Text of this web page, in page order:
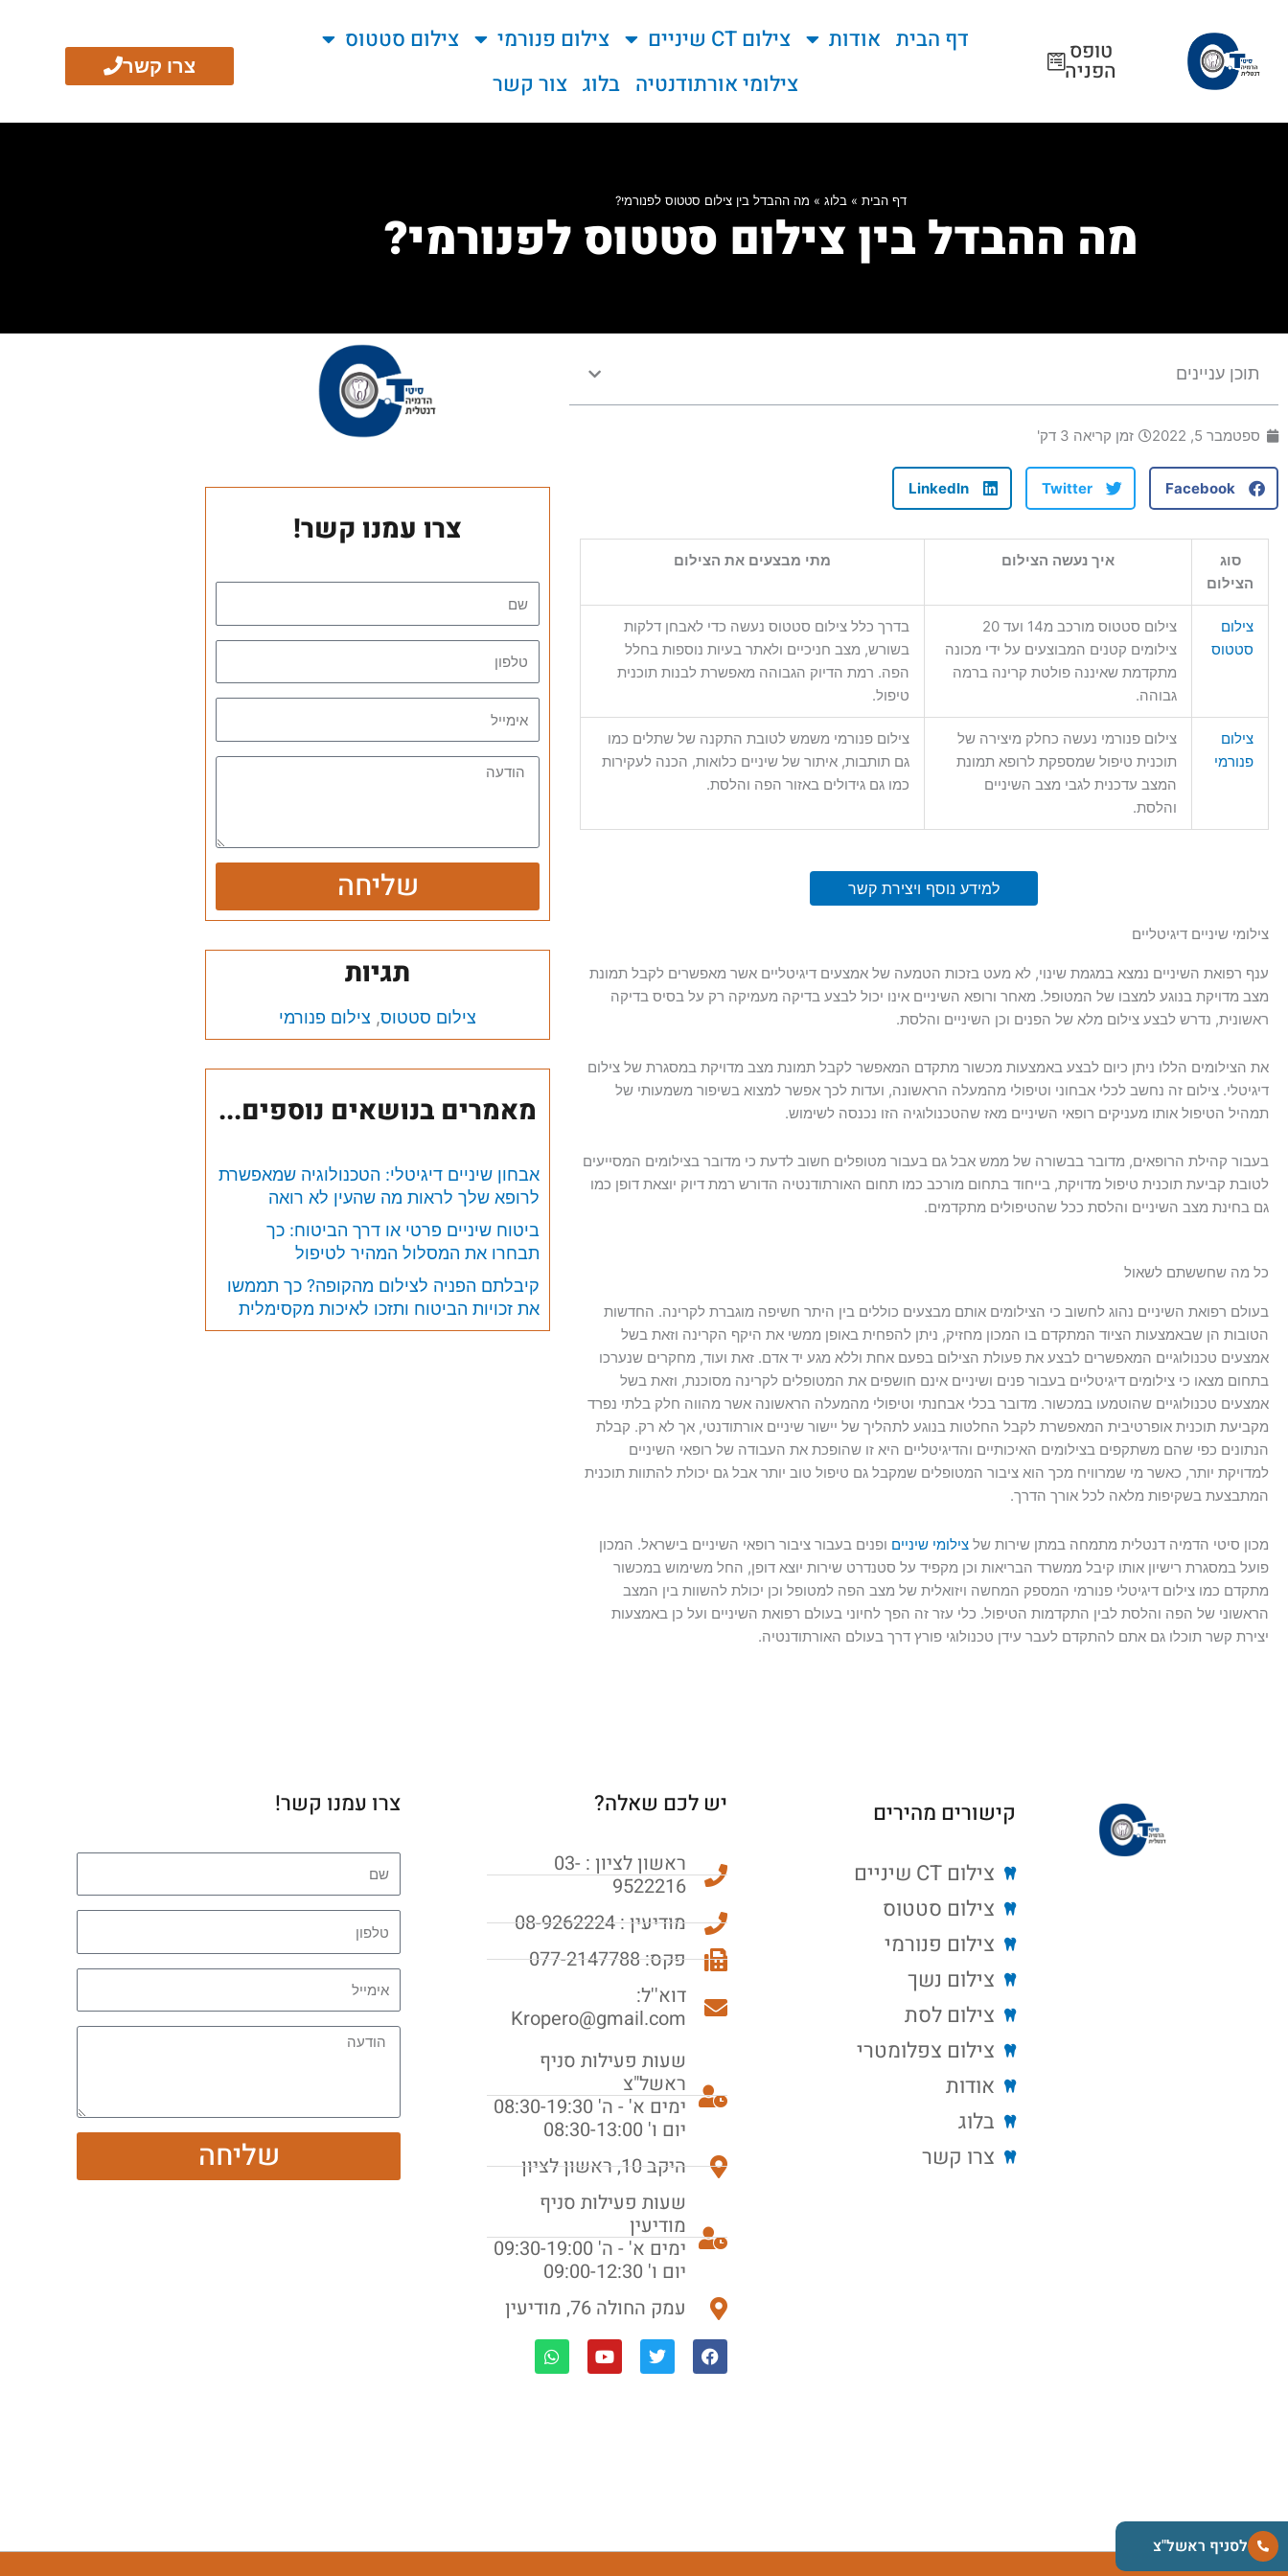
טופס
הפניה
דף הבית אודות צילום CT שיניים צילום פנורמי
צילום סטטוס
צילומי אורתודנטיה בלוג צור קשר
צרו קשר
דף הבית » בלוג » מה ההבדל בין צילום סטטוס לפנורמי?
מה ההבדל בין צילום סטטוס לפנורמי?
תוכן עניינים
ספטמבר 5, 2022 זמן קריאה 3 דק'
Facebook
Twitter
LinkedIn
סוג
הצילום
איך נעשה הצילום מתי מבצעים את הצילום
צילום
סטטוס
צילום סטטוס מורכב מ14 ועד 20
צילומים קטנים המבוצעים על ידי מכונה
מתקדמת שאיננה פולטת קרינה ברמה
גבוהה.
בדרך כלל צילום סטטוס נעשה כדי לאבחן דלקות
בשורש, מצב חניכיים ולאתר בעיות נוספות בחלל
הפה. רמת הדיוק הגבוהה מאפשרת לבנות תוכנית
טיפול.
צילום
פנורמי
צילום פנורמי נעשה כחלק מיצירה של
תוכנית טיפול שמספקת לרופא תמונת
המצב עדכנית לגבי מצב השיניים
והלסת.
צילום פנורמי משמש לטובת התקנה של שתלים כמו
גם תותבות, איתור של שיניים כלואות, הכנה לעקירות
כמו גם גידולים באזור הפה והלסת.
למידע נוסף ויצירת קשר
צילומי שיניים דיגיטליים
ענף רפואת השיניים נמצא במגמת שינוי, לא מעט בזכות הטמעה של אמצעים דיגיטליים אשר מאפשרים לקבל תמונת
מצב מדויקת בנוגע למצבו של המטופל. מאחר ורופא השיניים אינו יכול לבצע בדיקה מעמיקה רק על בסיס בדיקה
ראשונית, נדרש לבצע צילום מלא של הפנים וכן השיניים והלסת.
את הצילומים הללו ניתן כיום לבצע באמצעות מכשור מתקדם המאפשר לקבל תמונת מצב מדויקת במסגרת של צילום
דיגיטלי. צילום זה נחשב לכלי אבחוני וטיפולי מהמעלה הראשונה, ועדות לכך אפשר למצוא בשיפור משמעותי של
תמהיל הטיפול אותו מעניקים רופאי השיניים מאז שהטכנולוגיה הזו נכנסה לשימוש.
בעבור קהילת הרופאים, מדובר בבשורה של ממש אבל גם בעבור מטופלים חשוב לדעת כי מדובר בצילומים המסייעים
לטובת קביעת תוכנית טיפול מדויקת, בייחוד בתחום מורכב כמו תחום האורתודנטיה הדורש רמת דיוק יוצאת דופן כמו
גם בחינת מצב השיניים והלסת ככל שהטיפולים מתקדמים.
כל מה שחששתם לשאול
בעולם רפואת השיניים נהוג לחשוב כי הצילומים אותם מבצעים כוללים בין היתר חשיפה מוגברת לקרינה. החדשות
הטובות הן שבאמצעות הציוד המתקדם בו המכון מחזיק, ניתן להפחית באופן ממשי את היקף הקרינה וזאת בשל
אמצעים טכנולוגיים המאפשרים לבצע את פעולת הצילום בפעם אחת וללא מגע יד אדם. זאת ועוד, מחקרים שנערכו
בתחום מצאו כי צילומים דיגיטליים בעבור פנים ושיניים אינם חושפים את המטופלים לקרינה מסוכנת, וזאת בשל
אמצעים טכנולוגיים שהוטמעו במכשור. מדובר בכלי אבחנתי וטיפולי מהמעלה הראשונה אשר מהווה חלק בלתי נפרד
מקביעת תוכנית אופרטיבית המאפשרת לקבל החלטות בנוגע לתהליך של יישור שיניים אורתודנטי, אך לא רק. קבלת
הנתונים כפי שהם משתקפים בצילומים האיכותיים והדיגיטליים היא זו שהופכת את העבודה של רופאי השיניים
למדויקת יותר, כאשר מי שמרוויח מכך הוא ציבור המטופלים שמקבל גם טיפול טוב יותר אבל גם יכולת להתוות תוכנית
המתבצעת בשקיפות מלאה לכל אורך הדרך.
מכון סיטי הדמיה דנטלית מתמחה במתן שירות של צילומי שיניים ופנים בעבור ציבור רופאי השיניים בישראל. המכון
פועל במסגרת רישיון אותו קיבל ממשרד הבריאות וכן מקפיד על סטנדרט שירות יוצא דופן, החל משימוש במכשור
מתקדם כמו צילום דיגיטלי פנורמי המספק המחשה ויזואלית של מצב הפה למטופל וכן יכולת להשוות בין המצב
הראשוני של הפה והלסת לבין התקדמות הטיפול. כלי עזר זה הפך לחיוני בעולם רפואת השיניים ועל כן באמצעות
יצירת קשר תוכלו גם אתם להתקדם לעבר עידן טכנולוגי פורץ דרך בעולם האורתודנטיה.
צרו עמנו קשר!
שליחה
תגיות
צילום סטטוס, צילום פנורמי
מאמרים בנושאים נוספים...
אבחון שיניים דיגיטלי: הטכנולוגיה שמאפשרת
לרופא שלך לראות מה שהעין לא רואה
ביטוח שיניים פרטי או דרך הביטוח: כך
תבחרו את המסלול המהיר לטיפול
קיבלתם הפניה לצילום מהקופה? כך תממשו
את זכויות הביטוח ותזכו לאיכות מקסימלית
קישורים מהירים
צילום CT שיניים
צילום סטטוס
צילום פנורמי
צילום נשך
צילום לסת
צילום צפלומטרי
אודות
בלוג
צרו קשר
יש לכם שאלה?
ראשון לציון : 03-
9522216
מודיעין : 08-9262224
פקס: 077-2147788
דוא''ל:
Kropero@gmail.com
שעות פעילות סניף
ראשל"צ
ימים א' - ה' 08:30-19:30
יום ו' 08:30-13:00
היקב 10, ראשון לציון
שעות פעילות סניף
מודיעין
ימים א' - ה' 09:30-19:00
יום ו' 09:00-12:30
עמק החולה 76, מודיעין
F
a
c
T
w
i
Y
o
u
W
h
a
צרו עמנו קשר!
שליחה
לסניף ראשל"צ